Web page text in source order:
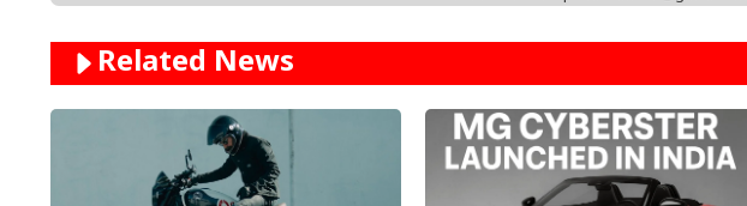
Related News